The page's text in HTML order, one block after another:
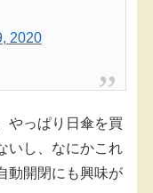
2020
やっぱり日傘を買
いし、なにかこれ
動開閉にも興味が